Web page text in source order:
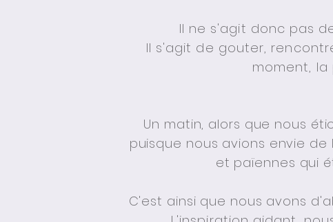
Il ne s'agit donc pas
Il s'agit de gouter,
moment,
Un matin, alors que nous
puisque nous avions envie
et païennes qui
C'est ainsi que nous avons